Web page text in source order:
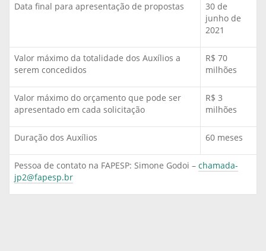
Data final para apresentação de propostas
30 de
junho de
2021
Valor máximo da totalidade dos Auxílios a
serem concedidos
R$ 70
milhões
Valor máximo do orçamento que pode ser
apresentado em cada solicitação
R$ 3
milhões
Duração dos Auxílios 60 meses
Pessoa de contato na FAPESP: Simone Godoi – chamada-
jp2@fapesp.br